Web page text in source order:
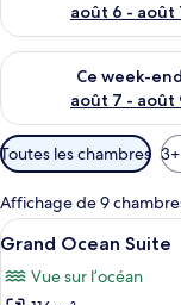
août 6 - août
Ce week-end
août 7 - août
Vérifier la
Filtres
disponibles
pour
les
chambres
Toutes les chambres
Affichage de 9
Afficher
toutes
les
6
Grand Ocean Suite
Vue sur l’océan